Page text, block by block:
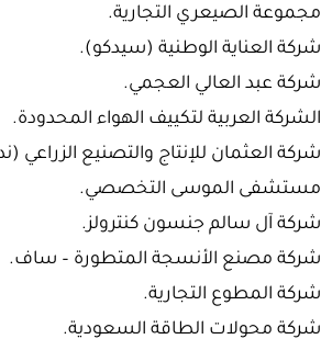
مجموعة الصيعري التجارية.
شركة العناية الوطنية (سيدكو).
شركة عبد العالي العجمي.
الشركة العربية لتكييف الهواء المحدودة.
شركة العثمان للإنتاج والتصنيع الزراعي
مستشفى الموسى التخصصي.
شركة آل سالم جنسون كنترولز.
شركة مصنع الأنسجة المتطورة – ساف.
شركة المطوع التجارية.
شركة محولات الطاقة السعودية.